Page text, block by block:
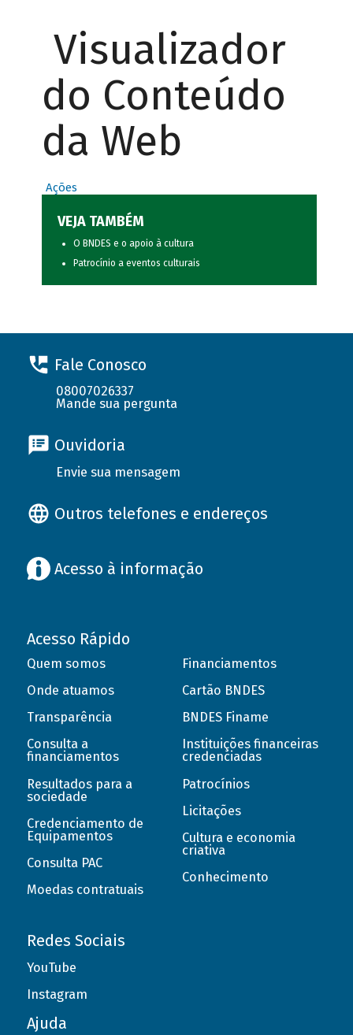
Visualizador
do Conteúdo
da Web
Ações
VEJA TAMBÉM
O BNDES e o apoio à cultura
Patrocínio a eventos culturais
Fale Conosco
08007026337
Mande sua pergunta
Ouvidoria
Envie sua mensagem
Outros telefones e endereços
Acesso à informação
Acesso Rápido
Quem somos
Onde atuamos
Transparência
Consulta a
financiamentos
Resultados para a
sociedade
Credenciamento de
Equipamentos
Consulta PAC
Moedas contratuais
Financiamentos
Cartão BNDES
BNDES Finame
Instituições financeiras
credenciadas
Patrocínios
Licitações
Cultura e economia
criativa
Conhecimento
Redes Sociais
YouTube
Instagram
Ajuda